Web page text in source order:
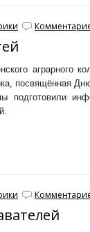
аграрного
посвящённая
подготовили